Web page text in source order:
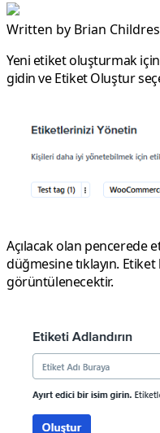
Written by Brian
Yeni etiket oluşturmak için
gidin veEtiket Oluştur
Açılacak olan pencerede
düğmesine tıklayın.
görüntülenecektir.